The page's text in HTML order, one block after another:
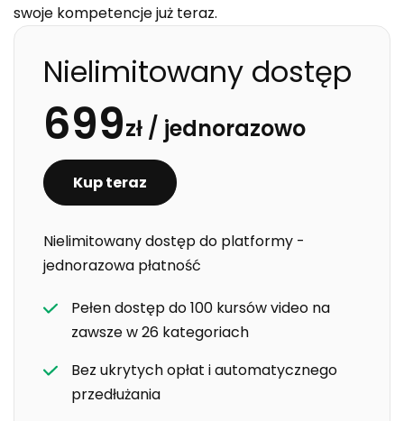
swoje kompetencje już teraz.
Nielimitowany dostęp
699zł / jednorazowo
Kup teraz
Nielimitowany dostęp do platformy -
jednorazowa płatność
Pełen dostęp do 100 kursów video na
zawsze w 26 kategoriach
Bez ukrytych opłat i automatycznego
przedłużania